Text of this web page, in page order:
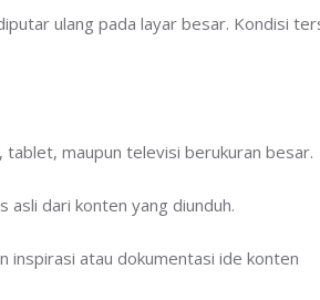
ulang pada layar besar. Kondisi
maupun televisi berukuran besar.
asli dari konten yang diunduh.
inspirasi atau dokumentasi ide konten